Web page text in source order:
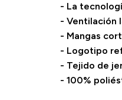
- La
- Ventilación
- Mangas
- Logotipo
- Tejido de
- 100%